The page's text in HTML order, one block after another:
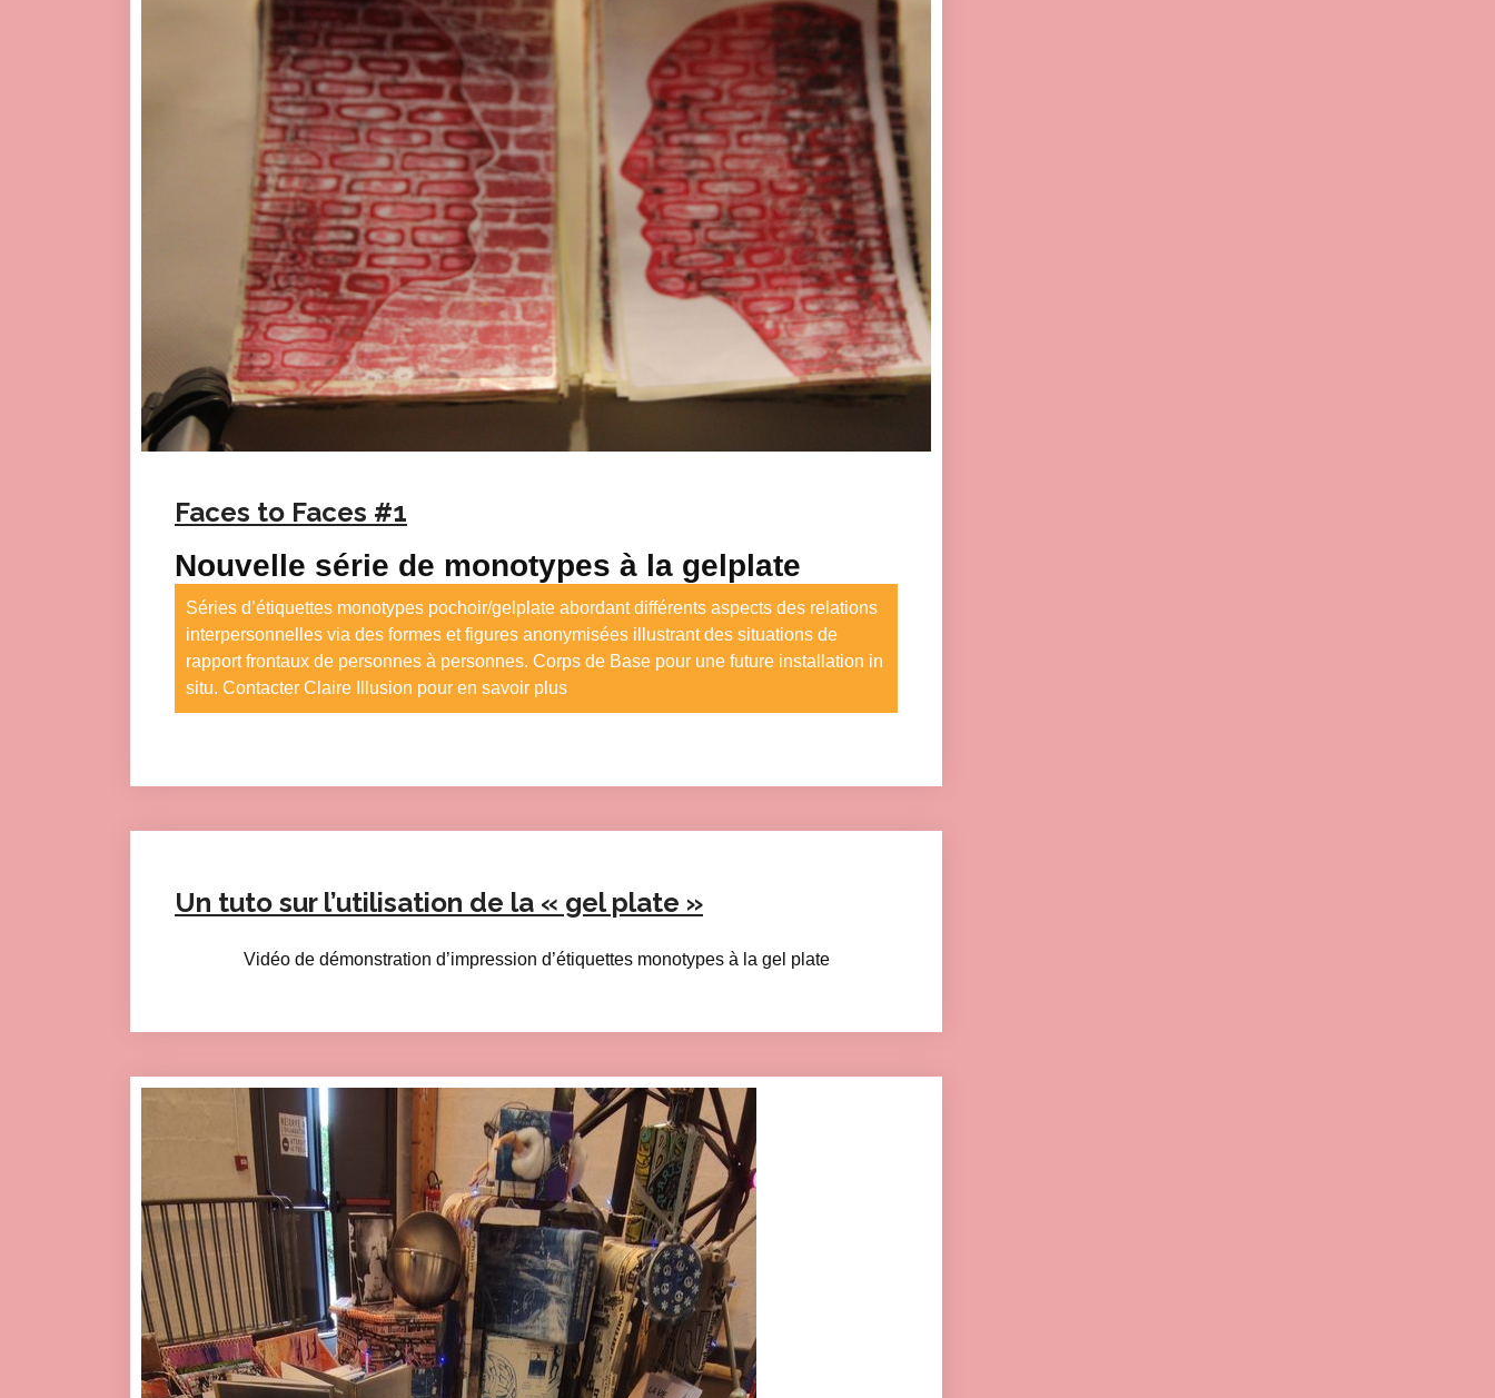
Faces to Faces #1
Nouvelle série de monotypes à la gelplate
Séries d’étiquettes monotypes pochoir/gelplate abordant différents aspects des relations
interpersonnelles via des formes et figures anonymisées illustrant des situations de
rapport frontaux de personnes à personnes. Corps de Base pour une future installation in
situ. Contacter Claire Illusion pour en savoir plus
Un tuto sur l’utilisation de la « gel plate »
Click here to accept Marketing cookies and load this content
Vidéo de démonstration d’impression d’étiquettes monotypes à la gel plate